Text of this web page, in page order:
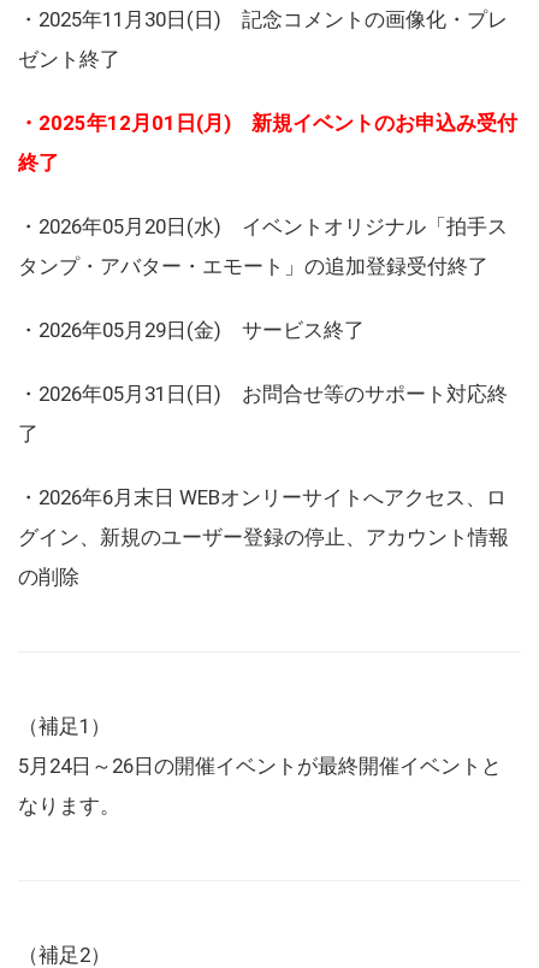
・2025年11月30日(日) 記念コメントの画像化・プレ
ゼント終了
・2025年12月01日(月) 新規イベントのお申込み受付
終了
・2026年05月20日(水) イベントオリジナル「拍手ス
タンプ・アバター・エモート」の追加登録受付終了
・2026年05月29日(金) サービス終了
・2026年05月31日(日) お問合せ等のサポート対応終
了
・2026年6月末日 WEBオンリーサイトへアクセス、ロ
グイン、新規のユーザー登録の停止、アカウント情報
の削除
（補足1）
5月24日～26日の開催イベントが最終開催イベントと
なります。
（補足2）